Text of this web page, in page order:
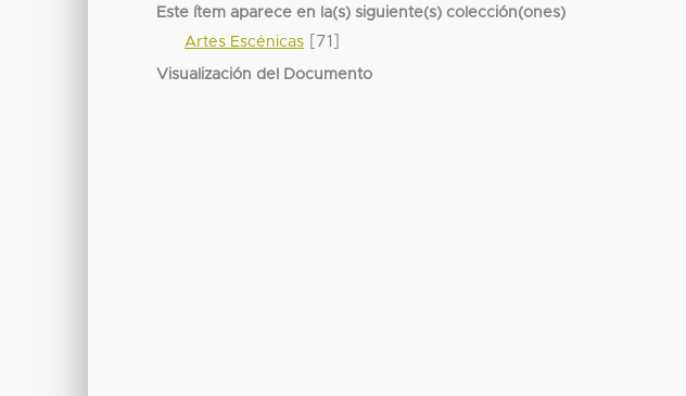
Este ítem aparece en la(s) siguiente(s) colección(ones)
Artes Escénicas [71]
Visualización del Documento